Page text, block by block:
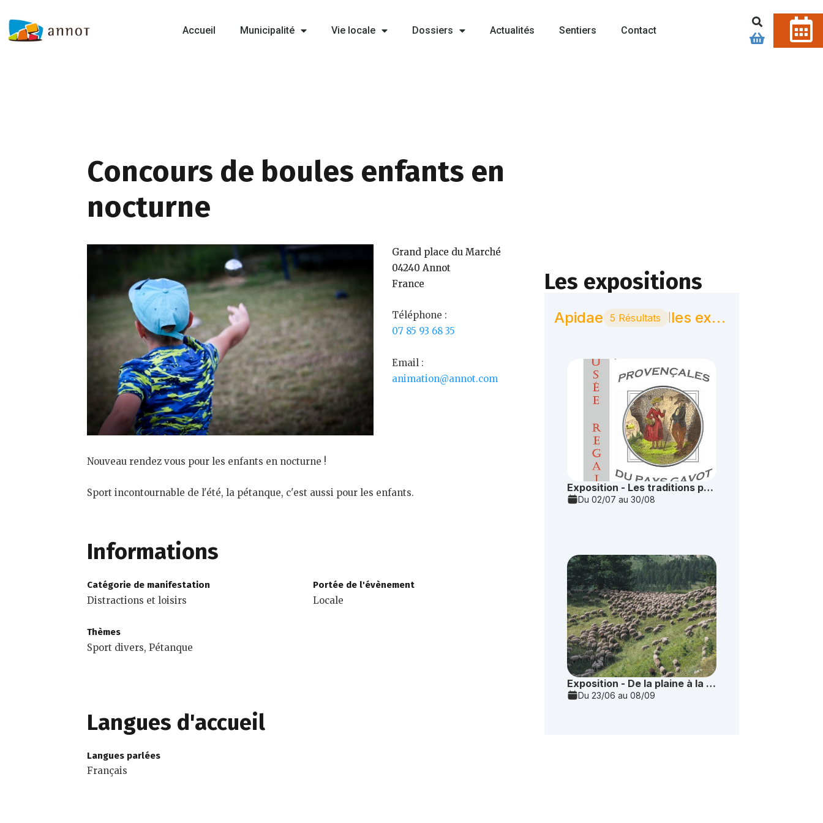
Accueil Municipalité Vie locale Dossiers Actualités Sentiers Contact
Concours de boules enfants en
nocturne
Grand place du Marché
04240 Annot
France
Téléphone :
07 85 93 68 35
Email :
animation@annot.com
Nouveau rendez vous pour les enfants en nocturne !
Sport incontournable de l'été, la pétanque, c'est aussi pour les enfants.
Informations
Catégorie de manifestation
Distractions et loisirs
Thèmes
Sport divers, Pétanque
Portée de l'évènement
Locale
Langues d'accueil
Langues parlées
Français
Les expositions